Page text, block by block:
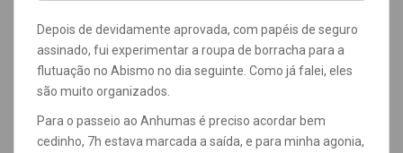
Depois de devidamente aprovada, com papéis de seguro
assinado, fui experimentar a roupa de borracha para a
flutuação no Abismo no dia seguinte. Como já falei, eles
são muito organizados.
Para o passeio ao Anhumas é preciso acordar bem
cedinho, 7h estava marcada a saída, e para minha agonia,